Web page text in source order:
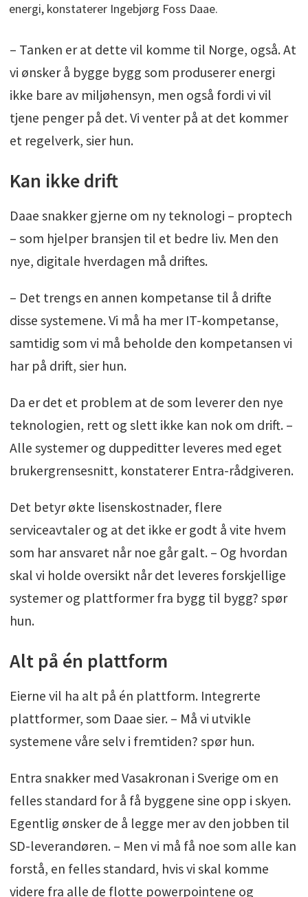
energi, konstaterer Ingebjørg Foss Daae.
– Tanken er at dette vil komme til Norge, også. At
vi ønsker å bygge bygg som produserer energi
ikke bare av miljøhensyn, men også fordi vi vil
tjene penger på det. Vi venter på at det kommer
et regelverk, sier hun.
Kan ikke drift
Daae snakker gjerne om ny teknologi – proptech
– som hjelper bransjen til et bedre liv. Men den
nye, digitale hverdagen må driftes.
– Det trengs en annen kompetanse til å drifte
disse systemene. Vi må ha mer IT-kompetanse,
samtidig som vi må beholde den kompetansen vi
har på drift, sier hun.
Da er det et problem at de som leverer den nye
teknologien, rett og slett ikke kan nok om drift. –
Alle systemer og duppeditter leveres med eget
brukergrensesnitt, konstaterer Entra-rådgiveren.
Det betyr økte lisenskostnader, flere
serviceavtaler og at det ikke er godt å vite hvem
som har ansvaret når noe går galt. – Og hvordan
skal vi holde oversikt når det leveres forskjellige
systemer og plattformer fra bygg til bygg? spør
hun.
Alt på én plattform
Eierne vil ha alt på én plattform. Integrerte
plattformer, som Daae sier. – Må vi utvikle
systemene våre selv i fremtiden? spør hun.
Entra snakker med Vasakronan i Sverige om en
felles standard for å få byggene sine opp i skyen.
Egentlig ønsker de å legge mer av den jobben til
SD-leverandøren. – Men vi må få noe som alle kan
forstå, en felles standard, hvis vi skal komme
videre fra alle de flotte powerpointene og